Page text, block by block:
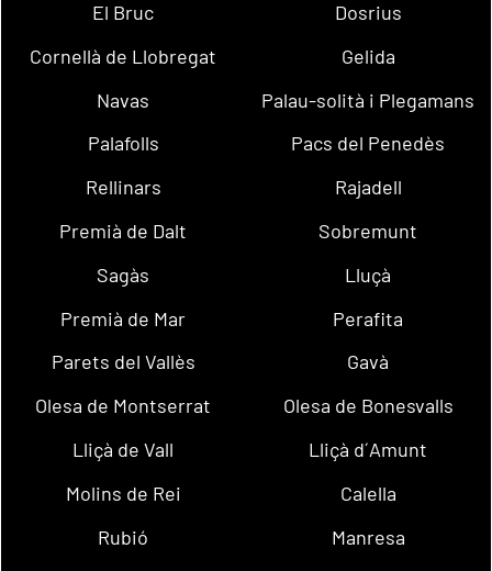
El Bruc
Dosrius
Cornellà de Llobregat
Gelida
Navas
Palau-solità i Plegamans
Palafolls
Pacs del Penedès
Rellinars
Rajadell
Premià de Dalt
Sobremunt
Sagàs
Lluçà
Premià de Mar
Perafita
Parets del Vallès
Gavà
Olesa de Montserrat
Olesa de Bonesvalls
Lliçà de Vall
Lliçà d´Amunt
Molins de Rei
Calella
Rubió
Manresa